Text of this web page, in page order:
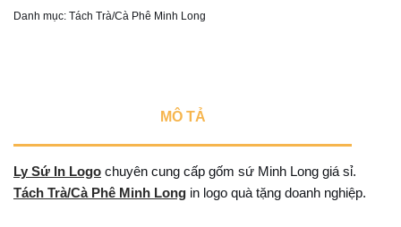
Danh mục: Tách Trà/Cà Phê Minh Long
MÔ TẢ
Ly Sứ In Logo chuyên cung cấp gốm sứ Minh Long giá sỉ.
Tách Trà/Cà Phê Minh Long in logo quà tặng doanh nghiệp.